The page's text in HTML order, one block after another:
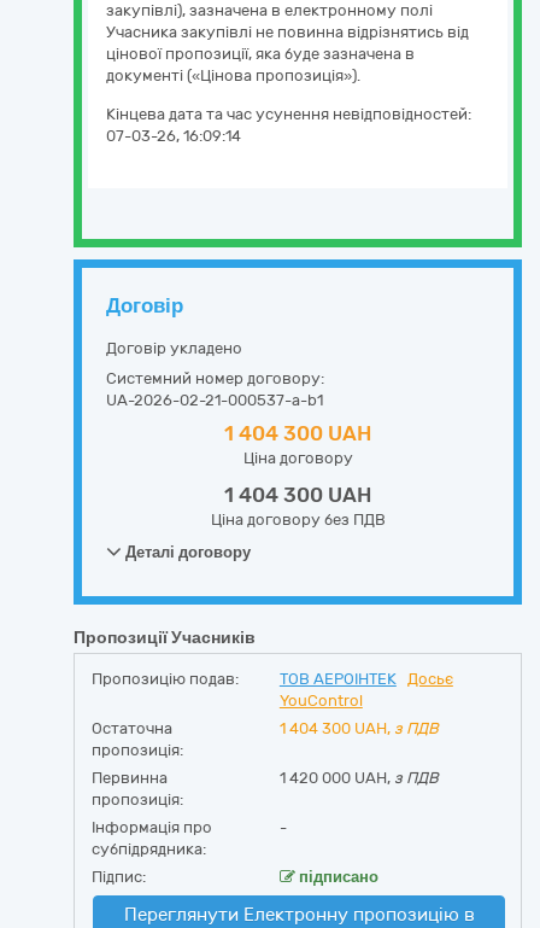
закупівлі), зазначена в електронному полі
Учасника закупівлі не повинна відрізнятись від
цінової пропозиції, яка буде зазначена в
документі («Цінова пропозиція»).
Кінцева дата та час усунення невідповідностей:
07-03-26, 16:09:14
Договір
Договір укладено
Системний номер договору:
UA-2026-02-21-000537-a-b1
1 404 300 UAH
Ціна договору
1 404 300 UAH
Ціна договору без ПДВ
Деталі договору
Пропозиції Учасників
Пропозицію подав: ТОВ АЕРОІНТЕК
Досьє
YouControl
Остаточна
пропозиція:
1 404 300 UAH, з ПДВ
Первинна
пропозиція:
1 420 000 UAH, з ПДВ
Інформація про
субпідрядника:
-
Підпис: підписано
Переглянути Електронну пропозицію в